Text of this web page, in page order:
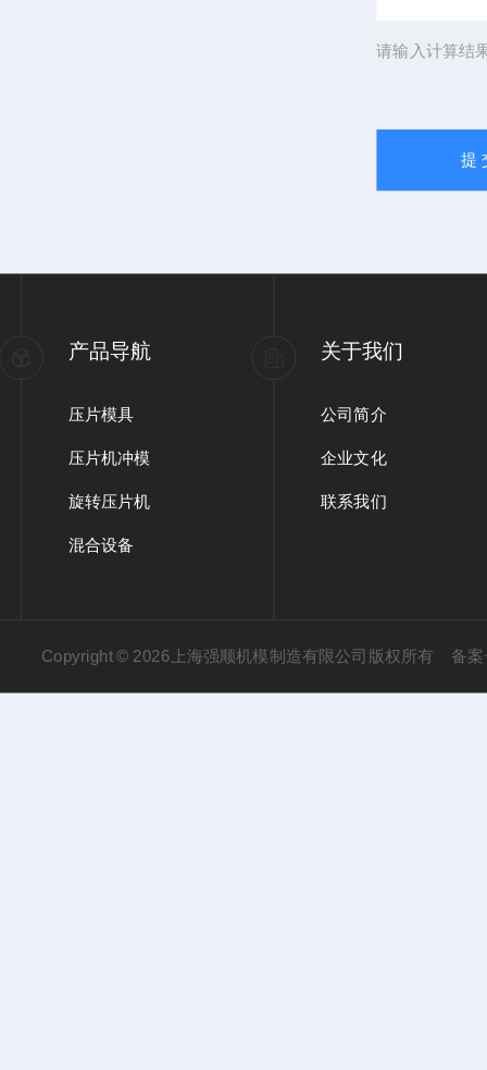
请输入计算结
产品导航
压片模具
压片机冲模
旋转压片机
混合设备
关于我们
公司简介
企业文化
联系我们
Copyright © 2026上海强顺机模制造有限公司版权所有 备